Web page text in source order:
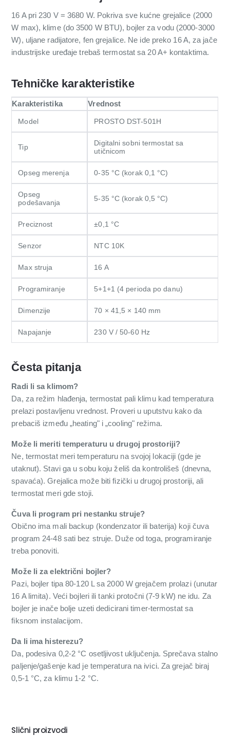
16 A pri 230 V = 3680 W. Pokriva sve kućne grejalice (2000
W max), klime (do 3500 W BTU), bojler za vodu (2000-3000
W), uljane radijatore, fen grejalice. Ne ide preko 16 A, za jače
industrijske uređaje trebaš termostat sa 20 A+ kontaktima.
Tehničke karakteristike
Karakteristika Vrednost
Model PROSTO DST-501H
Tip
Digitalni sobni termostat sa
utičnicom
Opseg merenja 0-35 °C (korak 0,1 °C)
Opseg
podešavanja
5-35 °C (korak 0,5 °C)
Preciznost ±0,1 °C
Senzor NTC 10K
Max struja 16 A
Programiranje 5+1+1 (4 perioda po danu)
Dimenzije 70 × 41,5 × 140 mm
Napajanje 230 V / 50-60 Hz
Česta pitanja
Radi li sa klimom?
Da, za režim hlađenja, termostat pali klimu kad temperatura
prelazi postavljenu vrednost. Proveri u uputstvu kako da
prebaciš između „heating" i „cooling" režima.
Može li meriti temperaturu u drugoj prostoriji?
Ne, termostat meri temperaturu na svojoj lokaciji (gde je
utaknut). Stavi ga u sobu koju želiš da kontrolišeš (dnevna,
spavaća). Grejalica može biti fizički u drugoj prostoriji, ali
termostat meri gde stoji.
Čuva li program pri nestanku struje?
Obično ima mali backup (kondenzator ili baterija) koji čuva
program 24-48 sati bez struje. Duže od toga, programiranje
treba ponoviti.
Može li za električni bojler?
Pazi, bojler tipa 80-120 L sa 2000 W grejačem prolazi (unutar
16 A limita). Veći bojleri ili tanki protočni (7-9 kW) ne idu. Za
bojler je inače bolje uzeti dedicirani timer-termostat sa
fiksnom instalacijom.
Da li ima histerezu?
Da, podesiva 0,2-2 °C osetljivost uključenja. Sprečava stalno
paljenje/gašenje kad je temperatura na ivici. Za grejač biraj
0,5-1 °C, za klimu 1-2 °C.
Slični proizvodi